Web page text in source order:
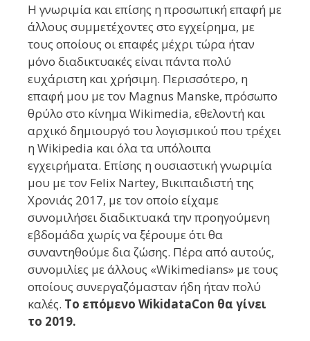
Η γνωριμία και επίσης η προσωπική επαφή με
άλλους συμμετέχοντες στο εγχείρημα, με
τους οποίους οι επαφές μέχρι τώρα ήταν
μόνο διαδικτυακές είναι πάντα πολύ
ευχάριστη και χρήσιμη. Περισσότερο, η
επαφή μου με τον Magnus Manske, πρόσωπο
θρύλο στο κίνημα Wikimedia, εθελοντή και
αρχικό δημιουργό του λογισμικού που τρέχει
η Wikipedia και όλα τα υπόλοιπα
εγχειρήματα. Επίσης η ουσιαστική γνωριμία
μου με τον Felix Nartey, Βικιπαιδιστή της
Χρονιάς 2017, με τον οποίο είχαμε
συνομιλήσει διαδικτυακά την προηγούμενη
εβδομάδα χωρίς να ξέρουμε ότι θα
συναντηθούμε δια ζώσης. Πέρα από αυτούς,
συνομιλίες με άλλους «Wikimedians» με τους
οποίους συνεργαζόμασταν ήδη ήταν πολύ
καλές. Το επόμενο WikidataCon θα γίνει
το 2019.